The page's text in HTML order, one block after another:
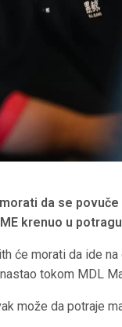
da se
krenuo u
će morati da ide
tokom MDL
može da potraje